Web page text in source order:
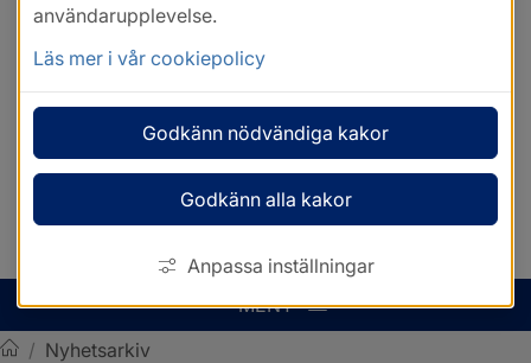
MENY
/ Nyhetsarkiv
användarupplevelse.
Läs mer i vår cookiepolicy
Godkänn nödvändiga kakor
Godkänn alla kakor
Anpassa inställningar